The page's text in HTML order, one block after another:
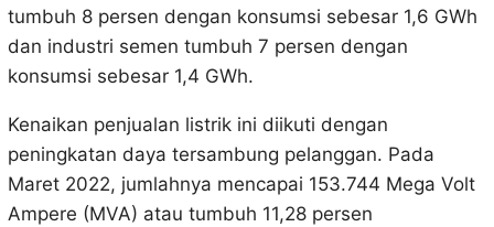
tumbuh 8 persen dengan konsumsi sebesar 1,6 GWh
dan industri semen tumbuh 7 persen dengan
konsumsi sebesar 1,4 GWh.
Kenaikan penjualan listrik ini diikuti dengan
peningkatan daya tersambung pelanggan. Pada
Maret 2022, jumlahnya mencapai 153.744 Mega Volt
Ampere (MVA) atau tumbuh 11,28 persen